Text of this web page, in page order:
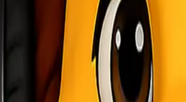
dan tepat waktu.
bisnis. Dengan adanya jaringan
pengiriman cargo menjadi kunci dalam
kepada pelanggan.
Menyediakan Layanan